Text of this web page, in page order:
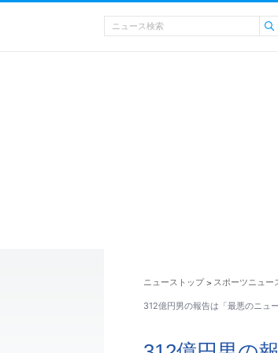
ニューストップ > スポーツニュー
312億円男の報告は「最悪のニ